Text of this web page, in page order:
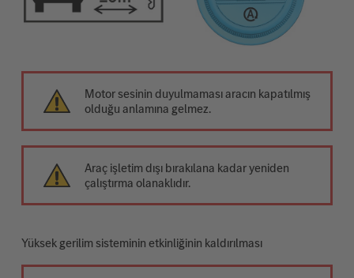
Motor sesinin duyulmaması aracın kapatılmış
olduğu anlamına gelmez.
Araç işletim dışı bırakılana kadar yeniden
çalıştırma olanaklıdır.
Yüksek gerilim sisteminin etkinliğinin kaldırılması